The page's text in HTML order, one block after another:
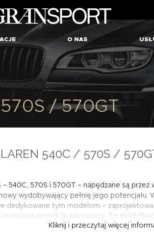
O NAS
/ 570GT
540C / 570S /
– 540C, 570S i 570GT – napędzane są
wydobywający pełnię jego
dedykowane tym modelom –
wzroście emocji za kierownicą. To
Kliknij i przeczytaj więcej